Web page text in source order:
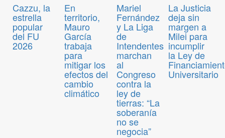
Cazzu, la
estrella
popular
del FU
2026
En
territorio,
Mauro
García
trabaja
para
mitigar los
efectos del
cambio
climático
Mariel
Fernández
y La Liga
de
Intendentes
marchan
al
Congreso
contra la
ley de
tierras: “La
soberanía
no se
negocia”
La Justicia
deja sin
margen a
Milei para
incumplir
la Ley de
Universitario